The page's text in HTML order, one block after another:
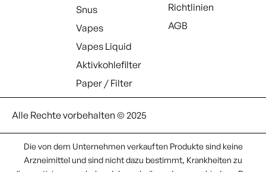
Snus
Vapes
Vapes Liquid
Aktivkohlefilter
Paper / Filter
Richtlinien
AGB
Alle Rechte vorbehalten © 2025
Die von dem Unternehmen verkauften Produkte sind keine
Arzneimittel und sind nicht dazu bestimmt, Krankheiten zu